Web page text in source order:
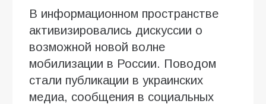
В информационном пространстве
активизировались дискуссии о
возможной новой волне
мобилизации в России. Поводом
стали публикации в украинских
медиа, сообщения в социальных